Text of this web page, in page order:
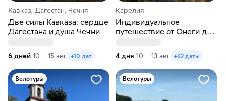
Кавказ, Дагестан, Чечня
Две силы Кавказа: сердце
Дагестана и душа Чечни
6 дней 10 – 15 авг. +10 дат
Карелия
Индивидуальное
путешествие от Онеги до
4 дня 10 – 13 авг. +62 даты
Велотуры Велотуры